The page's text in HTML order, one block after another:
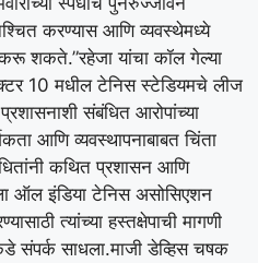
करण्यास आणि व्यवस्थेमध्ये
करू शकते.”रहेजा यांचा कॉल गेल्या
10 मधील टेनिस स्टेडियमचे लीज
संबंधित आरोपांच्या
आणि व्यवस्थापनाबाबत चिंता
कथित प्रशासन आणि
ऑल इंडिया टेनिस असोसिएशन
त्यांच्या हस्तक्षेपाची मागणी
संपर्क साधला.माजी डेव्हिस चषक